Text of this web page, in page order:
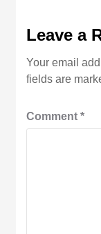
Leave a
Your email
fields are
Comment*